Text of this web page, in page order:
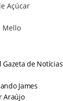
Açúcar
Mello
de
James
Araújo